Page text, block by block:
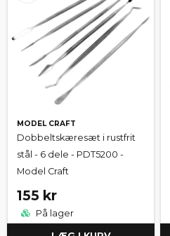
MODEL CRAFT
Dobbeltskæresæt i rustfrit
stål - 6 dele - PDT5200 -
Model Craft
155 kr
På lager